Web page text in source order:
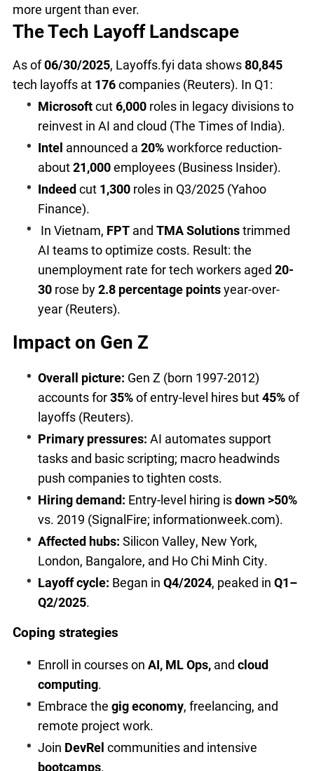
more urgent than ever.
The Tech Layoff Landscape
As of06/30/2025, Layoffs.fyi data shows80,845
tech layoffs at 176companies (Reuters). In Q1:
Microsoftcut6,000 roles in legacy divisions to
reinvest in AI and cloud (The Times of India).
Intel announced a20%workforce reduction-
about21,000employees (Business Insider).
Indeedcut 1,300 roles in Q3/2025 (Yahoo
Finance).
In Vietnam, FPT andTMA Solutionstrimmed
AI teams to optimize costs. Result: the
unemployment rate for tech workers aged20-
30 rose by2.8 percentage pointsyear-over-
year (Reuters).
Impact on Gen Z
Overall picture: Gen Z (born 1997-2012)
accounts for35%of entry-level hires but45%of
layoffs (Reuters).
Primary pressures: AI automates support
tasks and basic scripting; macro headwinds
push companies to tighten costs.
Hiring demand: Entry-level hiring isdown >50%
vs. 2019 (SignalFire; informationweek.com).
Affected hubs: Silicon Valley, New York,
London, Bangalore, and Ho Chi Minh City.
Layoff cycle: Began inQ4/2024, peaked inQ1–
Q2/2025.
Coping strategies
Enroll in courses onAI, ML Ops, andcloud
computing.
Embrace thegig economy, freelancing, and
remote project work.
Join DevRel communities and intensive
bootcamps.